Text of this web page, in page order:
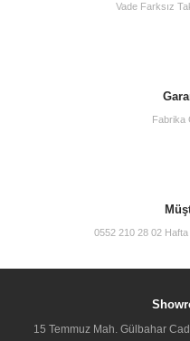
Vade Farksız
Fabrika
0552 210 28 02
15 Temmuz Mah. Gülbahar